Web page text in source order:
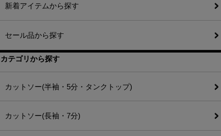
新着アイテムから探す
セール品から探す
カテゴリから探す
カットソー(半袖・5分・タンクトップ)
カットソー(長袖・7分)